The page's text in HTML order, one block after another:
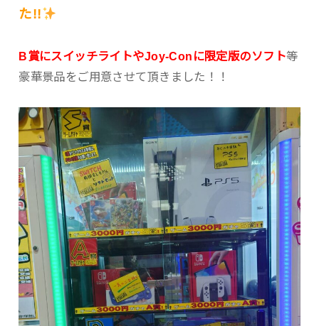
た!!
B賞にスイッチライトやJoy-Conに限定版のソフト等
豪華景品をご用意させて頂きました！！